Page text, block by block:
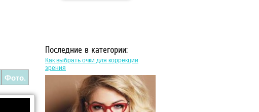
Фото.
Последние в категории:
Как выбрать очки для коррекции
зрения